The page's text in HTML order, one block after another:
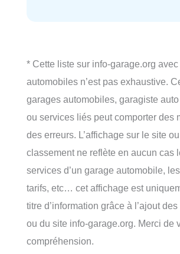
* Cette liste sur info-garage.org
automobiles n’est pas exhaustive.
garages automobiles, garagiste
ou services liés peut comporter des
des erreurs. L’affichage sur le site
classement ne reflète en aucun cas
services d’un garage automobile,
tarifs, etc… cet affichage est
titre d’information grâce à l’ajout
ou du site info-garage.org. Merci de
compréhension.